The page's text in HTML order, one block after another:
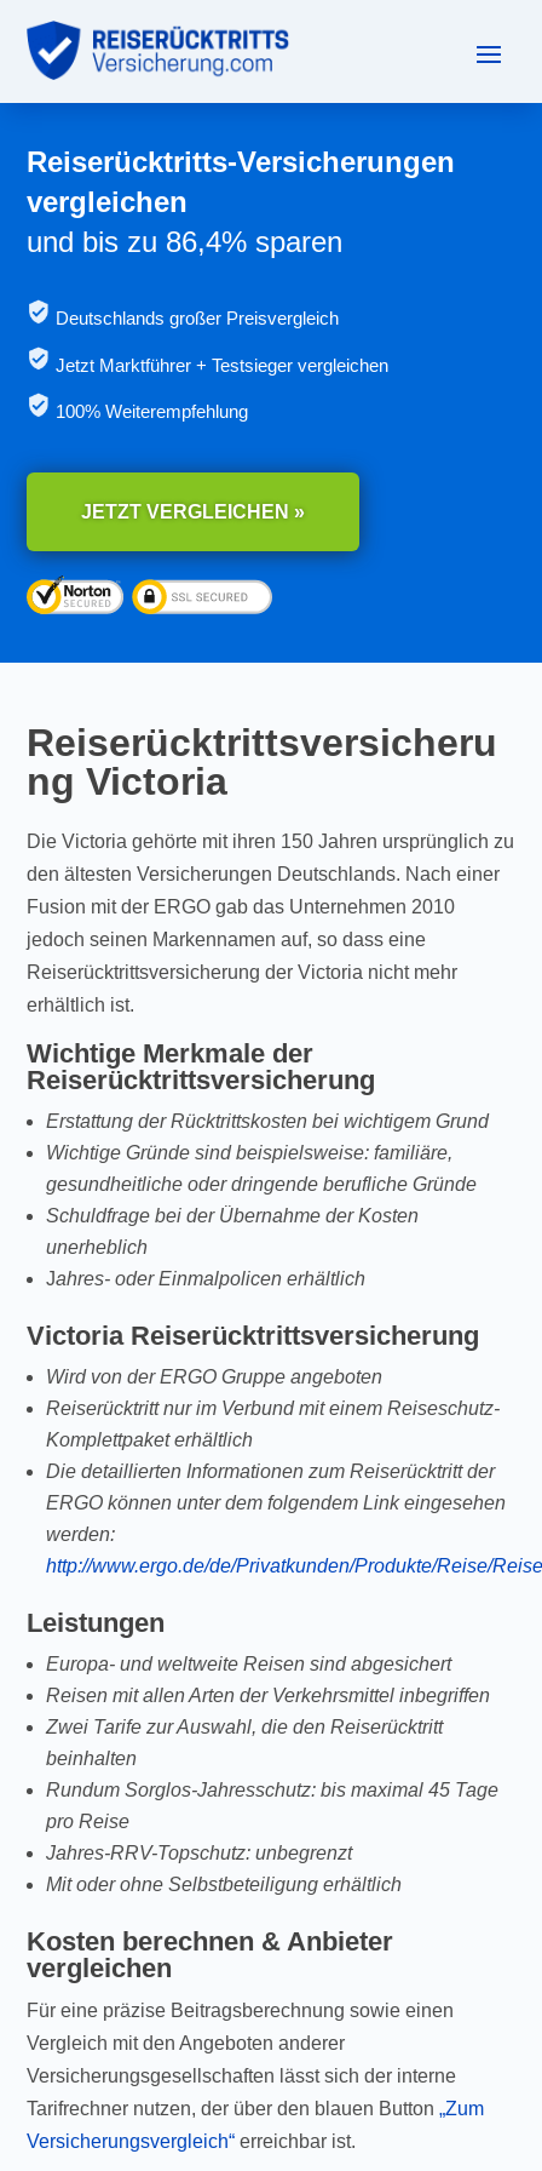
Reiserücktritts-Versicherungen
vergleichen
und bis zu 86,4% sparen
Deutschlands großer Preisvergleich
Jetzt Marktführer + Testsieger vergleichen
100% Weiterempfehlung
JETZT VERGLEICHEN »
Reiserücktrittsversicheru
ng Victoria
Die Victoria gehörte mit ihren 150 Jahren ursprünglich zu
den ältesten Versicherungen Deutschlands. Nach einer
Fusion mit der ERGO gab das Unternehmen 2010
jedoch seinen Markennamen auf, so dass eine
Reiserücktrittsversicherung der Victoria nicht mehr
erhältlich ist.
Wichtige Merkmale der
Reiserücktrittsversicherung
Erstattung der Rücktrittskosten bei wichtigem Grund
Wichtige Gründe sind beispielsweise: familiäre,
gesundheitliche oder dringende berufliche Gründe
Schuldfrage bei der Übernahme der Kosten
unerheblich
Jahres- oder Einmalpolicen erhältlich
Victoria Reiserücktrittsversicherung
Wird von der ERGO Gruppe angeboten
Reiserücktritt nur im Verbund mit einem Reiseschutz-
Komplettpaket erhältlich
Die detaillierten Informationen zum Reiserücktritt der
ERGO können unter dem folgendem Link eingesehen
werden:
http://www.ergo.de/de/Privatkunden/Produkte/Reise/
Leistungen
Europa- und weltweite Reisen sind abgesichert
Reisen mit allen Arten der Verkehrsmittel inbegriffen
Zwei Tarife zur Auswahl, die den Reiserücktritt
beinhalten
Rundum Sorglos-Jahresschutz: bis maximal 45 Tage
pro Reise
Jahres-RRV-Topschutz: unbegrenzt
Mit oder ohne Selbstbeteiligung erhältlich
Kosten berechnen & Anbieter
vergleichen
Für eine präzise Beitragsberechnung sowie einen
Vergleich mit den Angeboten anderer
Versicherungsgesellschaften lässt sich der interne
Tarifrechner nutzen, der über den blauen Button„Zum
Versicherungsvergleich“ erreichbar ist.